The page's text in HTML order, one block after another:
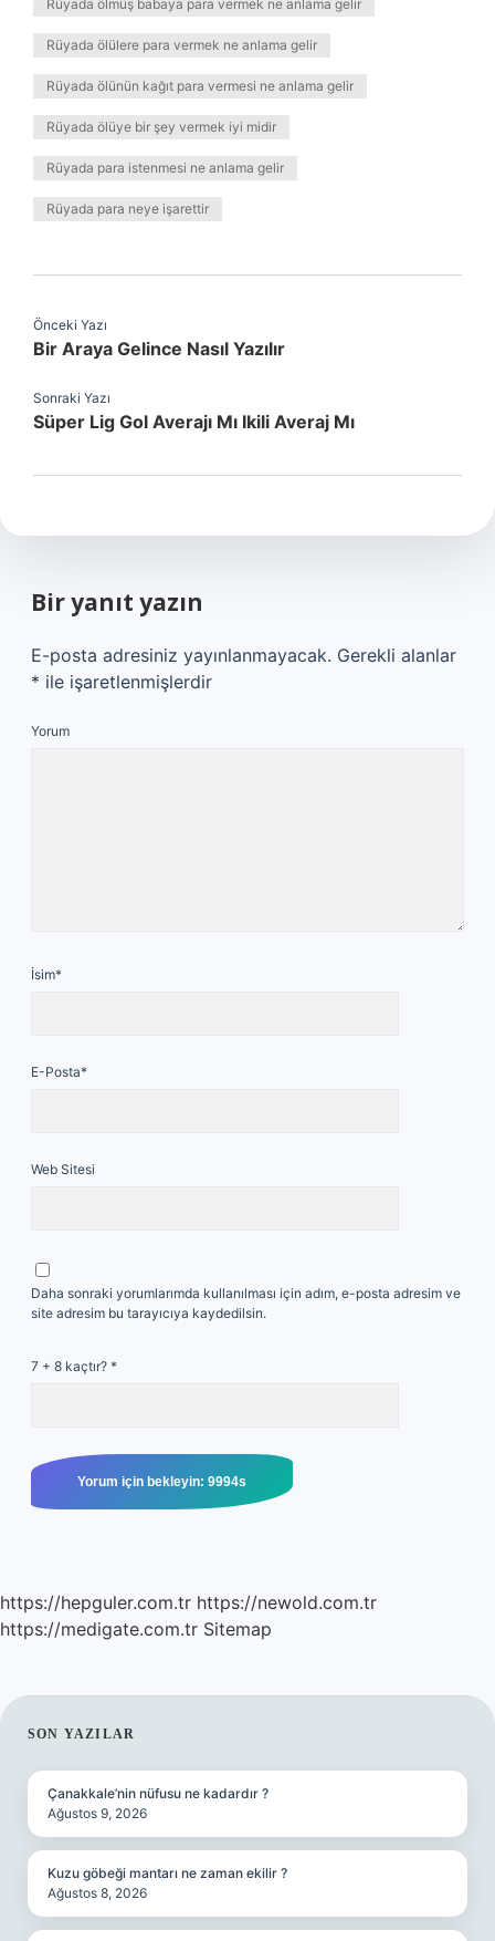
Rüyada ölmüş babaya para vermek ne anlama gelir
Rüyada ölülere para vermek ne anlama gelir
Rüyada ölünün kağıt para vermesi ne anlama gelir
Rüyada ölüye bir şey vermek iyi midir
Rüyada para istenmesi ne anlama gelir
Rüyada para neye işarettir
Önceki Yazı
Bir Araya Gelince Nasıl Yazılır
Sonraki Yazı
Süper Lig Gol Averajı Mı Ikili Averaj Mı
Bir yanıt yazın
E-posta adresiniz yayınlanmayacak. Gerekli alanlar
* ile işaretlenmişlerdir
Yorum
İsim*
E-Posta*
Web Sitesi
Daha sonraki yorumlarımda kullanılması için adım, e-posta adresim ve
site adresim bu tarayıcıya kaydedilsin.
7 + 8 kaçtır? *
https://hepguler.com.tr https://newold.com.tr
https://medigate.com.tr Sitemap
SIDEBAR
SON YAZILAR
Çanakkale’nin nüfusu ne kadardır ?
Ağustos 9, 2026
Kuzu göbeği mantarı ne zaman ekilir ?
Ağustos 8, 2026